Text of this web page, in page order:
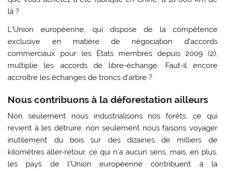
là ?
L’Union européenne, qui dispose de la compétence
exclusive en matière de négociation d’accords
commerciaux pour les États membres depuis 2009 (2),
multiplie les accords de libre-échange. Faut-il encore
accroître les échanges de troncs d’arbre ?
Nous contribuons à la déforestation ailleurs
Non seulement nous industrialisons nos forêts, ce qui
revient à les détruire, non seulement nous faisons voyager
inutilement du bois sur des dizaines de milliers de
kilomètres aller-retour, ce qui n’a aucun sens, mais, en plus,
les pays de l’Union européenne contribuent à la